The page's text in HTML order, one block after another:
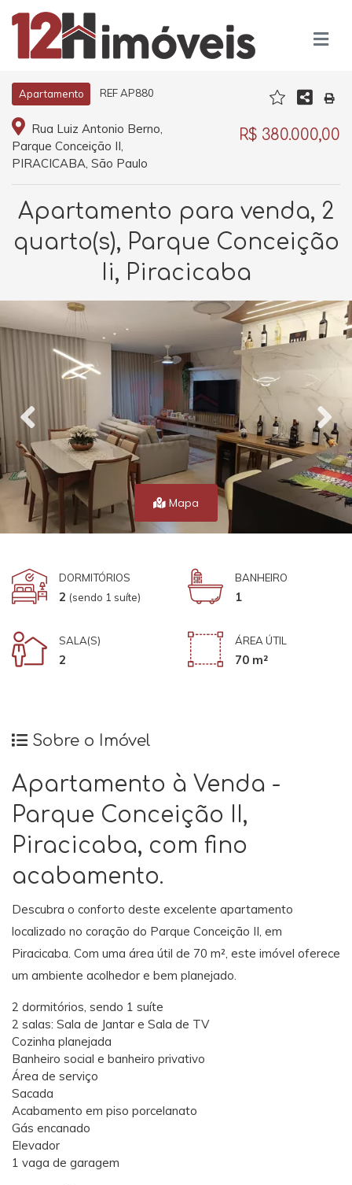
Apartamento REF AP880
Rua Luiz Antonio Berno,
Parque Conceição II,
PIRACICABA, São Paulo
R$ 380.000,00
Apartamento para venda, 2
quarto(s), Parque Conceição
Ii, Piracicaba
Mapa
DORMITÓRIOS
2 (sendo 1 suíte)
BANHEIRO
1
SALA(S)
2
ÁREA ÚTIL
70 m²
Sobre o Imóvel
Apartamento à Venda -
Parque Conceição II,
Piracicaba, com fino
acabamento.
Descubra o conforto deste excelente apartamento
localizado no coração do Parque Conceição II, em
Piracicaba. Com uma área útil de 70 m², este imóvel oferece
um ambiente acolhedor e bem planejado.
2 dormitórios, sendo 1 suíte
2 salas: Sala de Jantar e Sala de TV
Cozinha planejada
Banheiro social e banheiro privativo
Área de serviço
Sacada
Acabamento em piso porcelanato
Gás encanado
Elevador
1 vaga de garagem